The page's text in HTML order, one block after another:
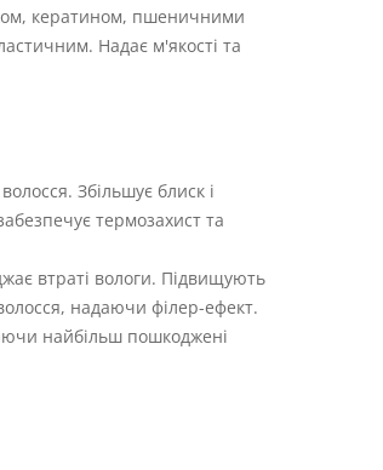
кератином, пшеничними
Надає м'якості та
Збільшує блиск і
термозахист та
втраті вологи. Підвищують
надаючи філер-ефект.
найбільш пошкоджені